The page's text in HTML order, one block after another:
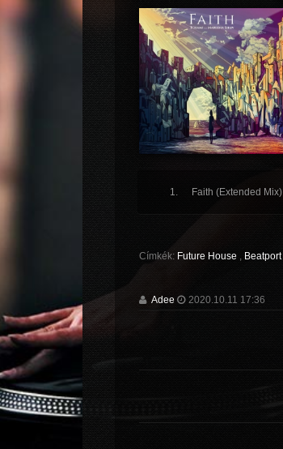
Faith (Extended Mix)
Címkék: Future House , Beatport
Adee 2020.10.11 17:36